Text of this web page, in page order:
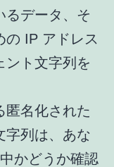
るデータ、そ
の IP アドレス
ント文字列を
匿名化された
字列は、あな
かどうか確認